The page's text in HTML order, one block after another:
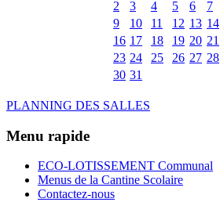
2
3 4 5 6 7
9
10 11 12 13 14
16 17 18 19 20 21
23 24 25 26 27 28
30 31
PLANNING DES SALLES
Menu rapide
ECO-LOTISSEMENT Communal
Menus de la Cantine Scolaire
Contactez-nous